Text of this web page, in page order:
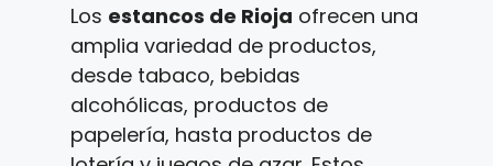
Los estancos de Rioja ofrecen una
amplia variedad de productos,
desde tabaco, bebidas
alcohólicas, productos de
papelería, hasta productos de